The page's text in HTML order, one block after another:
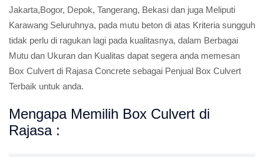
Jakarta,Bogor, Depok, Tangerang, Bekasi dan juga Meliputi
Karawang Seluruhnya, pada mutu beton di atas Kriteria sungguh
tidak perlu di ragukan lagi pada kualitasnya, dalam Berbagai
Mutu dan Ukuran dan Kualitas dapat segera anda memesan
Box Culvert di Rajasa Concrete sebagai Penjual Box Culvert
Terbaik untuk anda.
Mengapa Memilih Box Culvert di
Rajasa :